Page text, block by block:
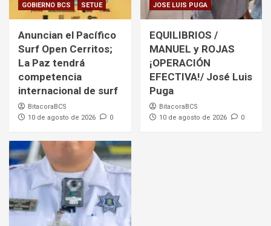
GOBIERNO BCS SETUE
Anuncian el Pacífico
Surf Open Cerritos;
La Paz tendrá
competencia
internacional de surf
BitacoraBCS
10 de agosto de 2026
0
JOSE LUIS PUGA
EQUILIBRIOS /
MANUEL y ROJAS
¡OPERACIÓN
EFECTIVA!/ José Luis
Puga
BitacoraBCS
10 de agosto de 2026
0